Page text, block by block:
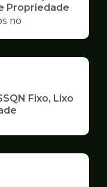
Propriedade
no
Fixo, Lixo